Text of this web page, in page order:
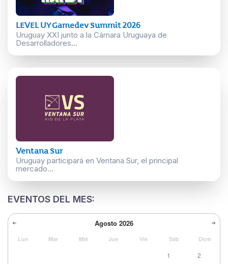
LEVEL UY Gamedev Summit 2026
Uruguay XXI junto a la Cámara Uruguaya de
Desarrolladores...
Ventana Sur
Uruguay participará en Ventana Sur, el principal
mercado...
EVENTOS DEL MES:
Agosto 2026
Lun Mar Mié Jue Vie Sáb Dom
1 2